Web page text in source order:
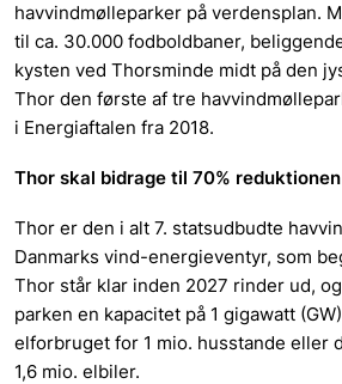
havvindmølleparker på verdensplan.
til ca. 30.000 fodboldbaner,
kysten ved Thorsminde midt på den
Thor den første af tre
i Energiaftalen fra 2018.
Thor skal bidrage til 70% reduktionen
Thor er den i alt 7. statsudbudte
Danmarks vind-energieventyr, som
Thor står klar inden 2027 rinder ud,
parken en kapacitet på 1 gigawatt
elforbruget for 1 mio. husstande eller
1,6 mio. elbiler.